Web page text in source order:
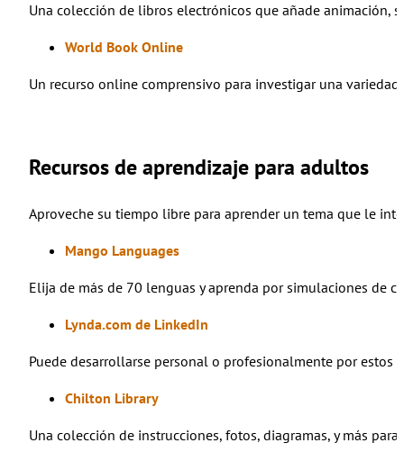
Una colección de libros electrónicos que añade animación,
World Book Online
Un recurso online comprensivo para investigar una
Recursos de aprendizaje para adultos
Aproveche su tiempo libre para aprender un tema que le
Mango Languages
Elija de más de 70 lenguas y aprenda por simulaciones de
Lynda.com de LinkedIn
Puede desarrollarse personal o profesionalmente por
Chilton Library
Una colección de instrucciones, fotos, diagramas, y más